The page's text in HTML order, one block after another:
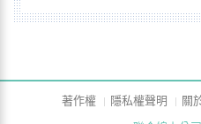
著作權 隱私權聲明 關